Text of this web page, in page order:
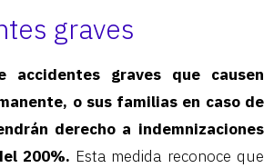
graves
accidentes graves que causen
o sus familias en caso de
derecho a indemnizaciones
200%. Esta medida reconoce que